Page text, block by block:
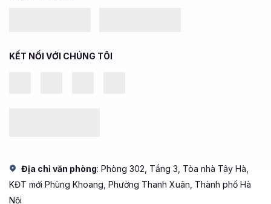
KẾT NỐI VỚI CHÚNG TÔI
Địa chỉ văn phòng: Phòng 302, Tầng 3, Tòa nhà Tây Hà,
KĐT mới Phùng Khoang, Phường Thanh Xuân, Thành phố Hà
Nội